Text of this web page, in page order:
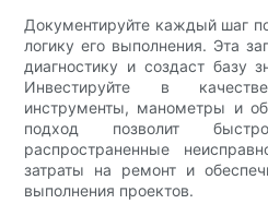
Документируйте каждый шаг
логику его выполнения. Эта
диагностику и создаст базу
Инвестируйте в
инструменты, манометры и
подход позволит
распространенные
затраты на ремонт и
выполнения проектов.